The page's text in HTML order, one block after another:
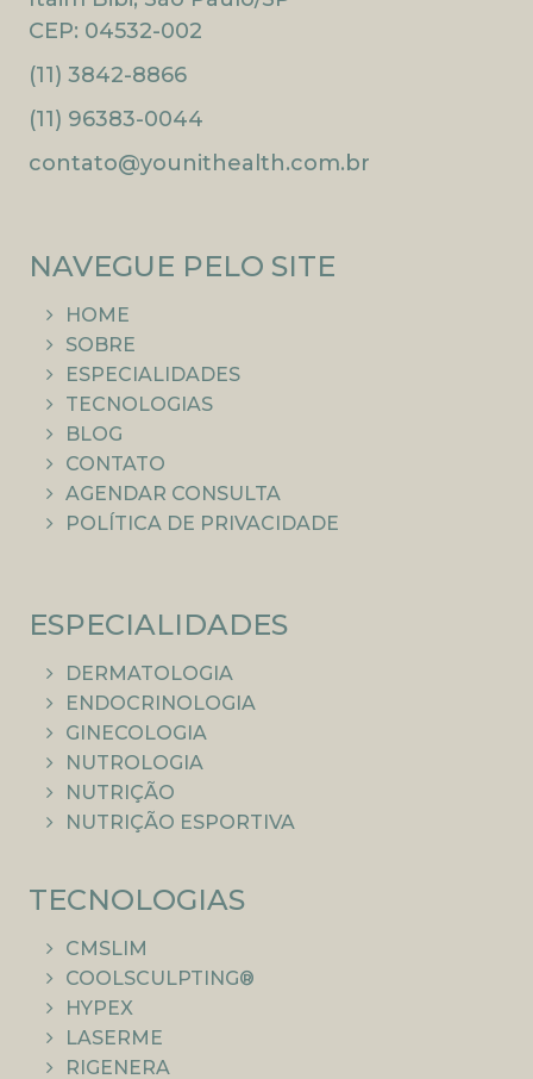
CEP: 04532-002
(11) 3842-8866
(11) 96383-0044
contato@younithealth.com.br
NAVEGUE PELO SITE
HOME
SOBRE
ESPECIALIDADES
TECNOLOGIAS
BLOG
CONTATO
AGENDAR CONSULTA
POLÍTICA DE PRIVACIDADE
ESPECIALIDADES
DERMATOLOGIA
ENDOCRINOLOGIA
GINECOLOGIA
NUTROLOGIA
NUTRIÇÃO
NUTRIÇÃO ESPORTIVA
TECNOLOGIAS
CMSLIM
COOLSCULPTING®
HYPEX
LASERME
RIGENERA